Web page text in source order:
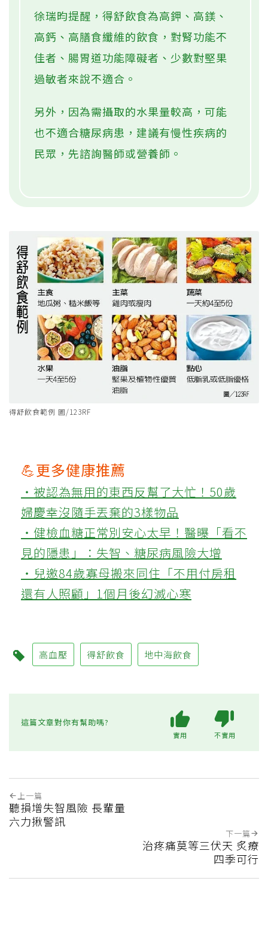
徐瑞昀提醒，得舒飲食為高鉀、高鎂、
高鈣、高膳食纖維的飲食，對腎功能不
佳者、腸胃道功能障礙者、少數對堅果
過敏者來說不適合。
另外，因為需攝取的水果量較高，可能
也不適合糖尿病患，建議有慢性疾病的
民眾，先諮詢醫師或營養師。
得舒飲食範例 圖/123RF
💪更多健康推薦
‧被認為無用的東西反幫了大忙！50歲
婦慶幸沒隨手丟棄的3樣物品
‧健檢血糖正常別安心太早！醫曝「看不
見的隱患」：失智、糖尿病風險大增
‧兒邀84歲寡母搬來同住「不用付房租
還有人照顧」1個月後幻滅心寒
高血壓 得舒飲食 地中海飲食
這篇文章對你有幫助嗎?
實用 不實用
上一篇
聽損增失智風險 長輩量
六力揪警訊
下一篇
治疼痛莫等三伏天 炙療
四季可行